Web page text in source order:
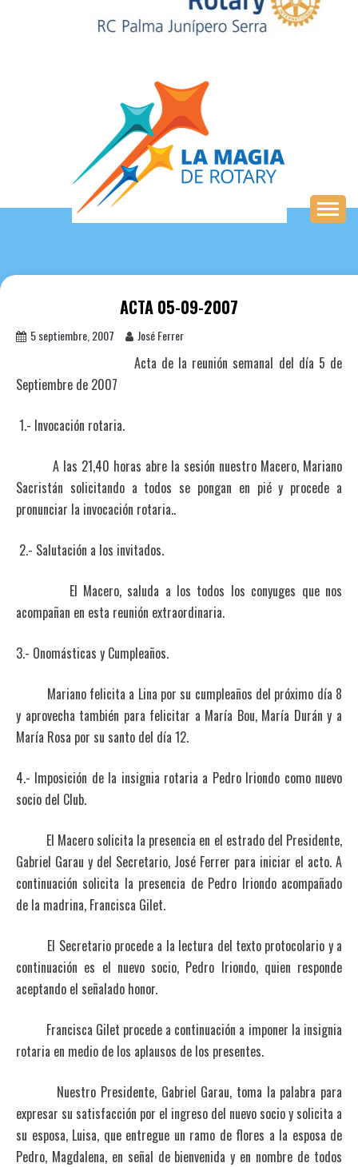
ACTA 05-09-2007
5 septiembre, 2007 José Ferrer
Acta de la reunión semanal del día 5 de
Septiembre de 2007
1.- Invocación rotaria.
A las 21,40 horas abre la sesión nuestro Macero, Mariano
Sacristán solicitando a todos se pongan en pié y procede a
pronunciar la invocación rotaria..
2.- Salutación a los invitados.
El Macero, saluda a los todos los conyuges que nos
acompañan en esta reunión extraordinaria.
3.- Onomásticas y Cumpleaños.
Mariano felicita a Lina por su cumpleaños del próximo día 8
y aprovecha también para felicitar a María Bou, María Durán y a
María Rosa por su santo del día 12.
4.- Imposición de la insignia rotaria a Pedro Iriondo como nuevo
socio del Club.
El Macero solicita la presencia en el estrado del Presidente,
Gabriel Garau y del Secretario, José Ferrer para iniciar el acto. A
continuación solicita la presencia de Pedro Iriondo acompañado
de la madrina, Francisca Gilet.
El Secretario procede a la lectura del texto protocolario y a
continuación es el nuevo socio, Pedro Iriondo, quien responde
aceptando el señalado honor.
Francisca Gilet procede a continuación a imponer la insignia
rotaria en medio de los aplausos de los presentes.
Nuestro Presidente, Gabriel Garau, toma la palabra para
expresar su satisfacción por el ingreso del nuevo socio y solicita a
su esposa, Luisa, que entregue un ramo de flores a la esposa de
Pedro, Magdalena, en señal de bienvenida y en nombre de todos